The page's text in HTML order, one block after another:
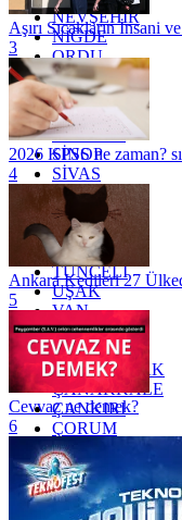
NEVŞEHİR
NİĞDE
ORDU
OSMANİYE
RİZE
SAKARYA
SAMSUN
SİNOP
SİVAS
SİİRT
TEKİRDAĞ
TOKAT
TRABZON
TUNCELİ
UŞAK
VAN
YALOVA
YOZGAT
ZONGULDAK
ÇANAKKALE
ÇANKIRI
ÇORUM
İSTANBUL
İZMİR
ŞANLIURFA
ŞIRNAK
Aşırı Sıcakların İnsani
3
2026 KPSS ne zaman?
4
Ankara Kedileri 27
5
Cevvaz ne demek?
6